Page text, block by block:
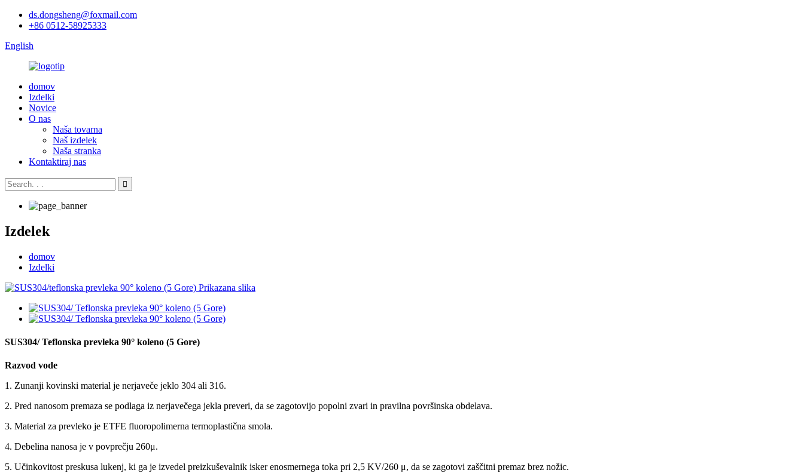
ds.dongsheng@foxmail.com
+86 0512-58925333
English
domov
Izdelki
Novice
O nas
Naša tovarna
Naš izdelek
Naša stranka
Kontaktiraj nas
Izdelek
domov
Izdelki
SUS304/ Teflonska prevleka 90° koleno (5 Gore)
Razvod vode
1. Zunanji kovinski material je nerjaveče jeklo 304 ali 316.
2. Pred nanosom premaza se podlaga iz nerjavečega jekla preveri, da se zagotovijo popolni zvari in pravilna površinska obdelava.
3. Material za prevleko je ETFE fluoropolimerna termoplastična smola.
4. Debelina nanosa je v povprečju 260μ.
5. Učinkovitost preskusa lukenj, ki ga je izvedel preizkuševalnik isker enosmernega toka pri 2,5 KV/260 μ, da se zagotovi zaščitni premaz brez nožic.